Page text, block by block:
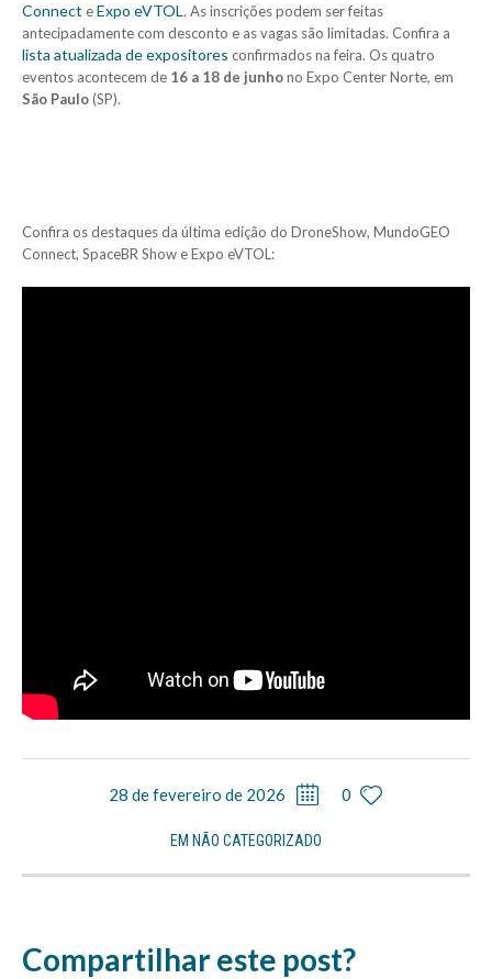
Connect eExpo eVTOL. As inscrições podem ser feitas
antecipadamente com desconto e as vagas são limitadas. Confira a
lista atualizada de expositores confirmados na feira. Os quatro
eventos acontecem de 16 a 18 de junhono Expo Center Norte, em
São Paulo(SP).
Confira os destaques da última edição do DroneShow, MundoGEO
Connect, SpaceBR Show e Expo eVTOL:
28 de fevereiro de 2026 0
EM NÃO CATEGORIZADO
Compartilhar este post?